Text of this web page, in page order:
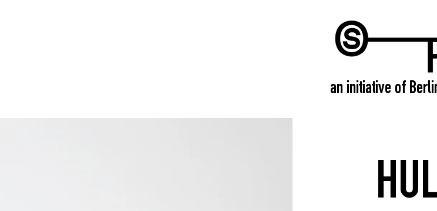
an initiative of